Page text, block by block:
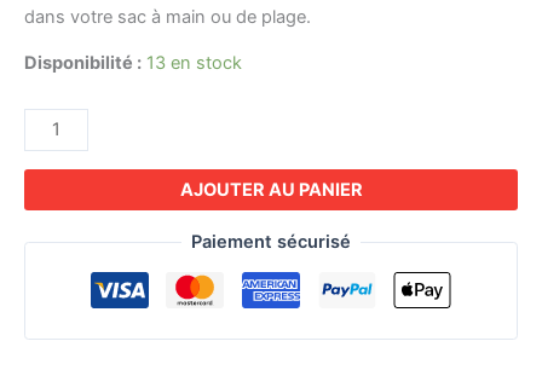
dans votre sac à main ou de plage.
Disponibilité : 13 en stock
AJOUTER AU PANIER
Paiement sécurisé